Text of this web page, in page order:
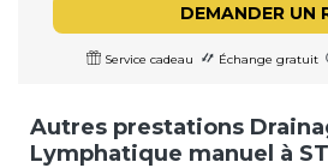
DEMANDER UN
Service cadeau Échange gratuit
Autres prestations
Lymphatique manuel à